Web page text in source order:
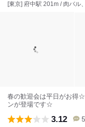
[東京] 府中駅 201m / 肉バル
春の歓迎会は平日がお得
ンが登場です☆
3.12